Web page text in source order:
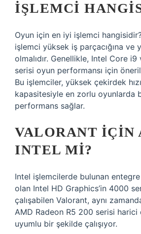
IŞLEMCI
Oyun için en iyi işlemci
işlemci yüksek iş parçacığına ve
olmalıdır. Genellikle, Intel Core
serisi oyun performansı için
Bu işlemciler, yüksek çekirdek
kapasitesiyle en zorlu oyunlarda
performans sağlar.
VALORANT IÇIN
INTEL MI?
Intel işlemcilerde bulunan
olan Intel HD Graphics’in 4000
çalışabilen Valorant, aynı
AMD Radeon R5 200 serisi harici
uyumlu bir şekilde çalışıyor.